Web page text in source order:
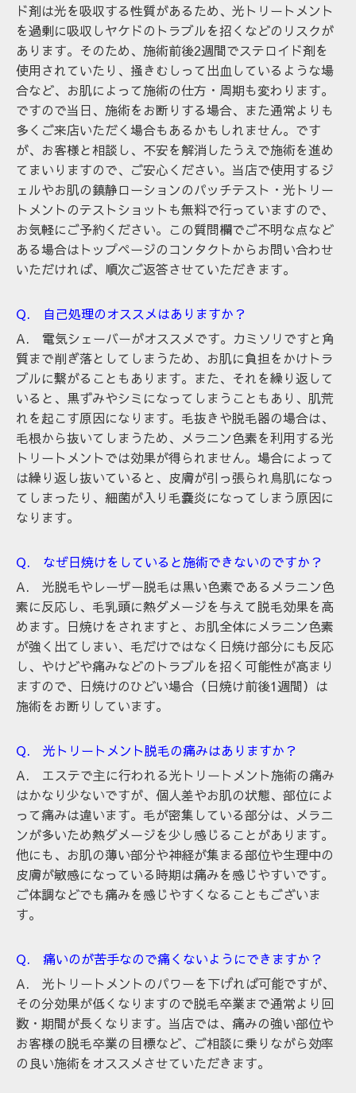
ド剤は光を吸収する性質があるため、光トリートメント
を過剰に吸収しヤケドのトラブルを招くなどのリスクが
あります。そのため、施術前後2週間でステロイド剤を
使用されていたり、掻きむしって出血しているような場
合など、お肌によって施術の仕方・周期も変わります。
ですので当日、施術をお断りする場合、また通常よりも
多くご来店いただく場合もあるかもしれません。です
が、お客様と相談し、不安を解消したうえで施術を進め
てまいりますので、ご安心ください。当店で使用するジ
ェルやお肌の鎮静ローションのパッチテスト・光トリー
トメントのテストショットも無料で行っていますので、
お気軽にご予約ください。この質問欄でご不明な点など
ある場合はトップページのコンタクトからお問い合わせ
いただければ、順次ご返答させていただきます。
Q. 自己処理のオススメはありますか？
A. 電気シェーバーがオススメです。カミソリですと角
質まで削ぎ落としてしまうため、お肌に負担をかけトラ
ブルに繋がることもあります。また、それを繰り返して
いると、黒ずみやシミになってしまうこともあり、肌荒
れを起こす原因になります。毛抜きや脱毛器の場合は、
毛根から抜いてしまうため、メラニン色素を利用する光
トリートメントでは効果が得られません。場合によって
は繰り返し抜いていると、皮膚が引っ張られ鳥肌になっ
てしまったり、細菌が入り毛嚢炎になってしまう原因に
なります。
Q. なぜ日焼けをしていると施術できないのですか？
A. 光脱毛やレーザー脱毛は黒い色素であるメラニン色
素に反応し、毛乳頭に熱ダメージを与えて脱毛効果を高
めます。日焼けをされますと、お肌全体にメラニン色素
が強く出てしまい、毛だけではなく日焼け部分にも反応
し、やけどや痛みなどのトラブルを招く可能性が高まり
ますので、日焼けのひどい場合（日焼け前後1週間）は
施術をお断りしています。
Q. 光トリートメント脱毛の痛みはありますか？
A. エステで主に行われる光トリートメント施術の痛み
はかなり少ないですが、個人差やお肌の状態、部位によ
って痛みは違います。毛が密集している部分は、メラニ
ンが多いため熱ダメージを少し感じることがあります。
他にも、お肌の薄い部分や神経が集まる部位や生理中の
皮膚が敏感になっている時期は痛みを感じやすいです。
ご体調などでも痛みを感じやすくなることもございま
す。
Q. 痛いのが苦手なので痛くないようにできますか？
A. 光トリートメントのパワーを下げれば可能ですが、
その分効果が低くなりますので脱毛卒業まで通常より回
数・期間が長くなります。当店では、痛みの強い部位や
お客様の脱毛卒業の目標など、ご相談に乗りながら効率
の良い施術をオススメさせていただきます。